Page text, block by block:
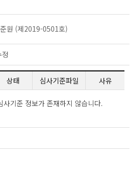
원 (제2019-0501호)
상태 심사기준파일 사유
사기준 정보가 존재하지 않습니다.